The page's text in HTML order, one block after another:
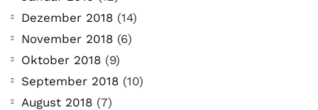
Dezember 2018 (14)
November 2018 (6)
Oktober 2018 (9)
September 2018 (10)
August 2018 (7)